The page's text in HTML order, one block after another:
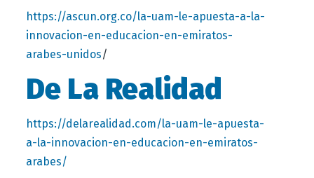
https://ascun.org.co/la-uam-le-apuesta-a-la-
innovacion-en-educacion-en-emiratos-
arabes-unidos/
De La Realidad
https://delarealidad.com/la-uam-le-apuesta-
a-la-innovacion-en-educacion-en-emiratos-
arabes/